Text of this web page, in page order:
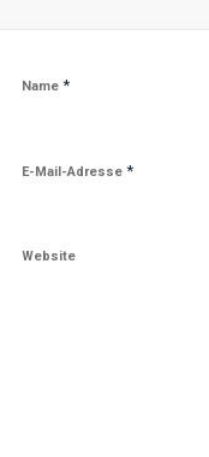
Name *
E-Mail-Adresse *
Website